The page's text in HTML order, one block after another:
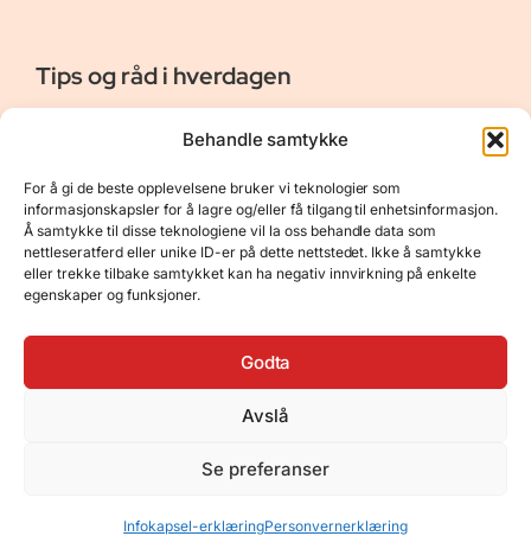
Behandle samtykke
For å gi de beste opplevelsene bruker vi teknologier som
informasjonskapsler for å lagre og/eller få tilgang til enhetsinformasjon.
Å samtykke til disse teknologiene vil la oss behandle data som
nettleseratferd eller unike ID-er på dette nettstedet. Ikke å samtykke
eller trekke tilbake samtykket kan ha negativ innvirkning på enkelte
egenskaper og funksjoner.
Godta
Avslå
Se preferanser
Infokapsel-erklæringPersonvernerklæring
Tips og råd i hverdagen
Er vår bloggside hvor vi ønsker å dele våre opplevelser og
gi deg råd og tips innen reiser, hotell - og restauranter,
naturopplevelser, personlig pleie, data, film og bøker m.m.
Nyttige Linker
Om oss
Kontakt
Resurser
Personvernerklæring
Opphavsrett
GeneratePress•Hosted by